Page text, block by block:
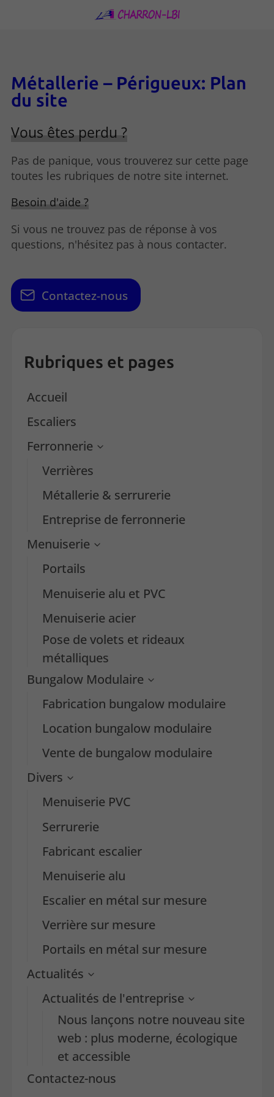
Métallerie – Périgueux: Plan
du site
Vous êtes perdu ?
Pas de panique, vous trouverez sur cette page
toutes les rubriques de notre site internet.​​
Besoin d'aide ?
Si vous ne trouvez pas de réponse à vos
questions, n'hésitez pas à nous contacter.
Contactez-nous
Rubriques et pages
Accueil
Escaliers
Ferronnerie
Verrières
Métallerie & serrurerie
Entreprise de ferronnerie
Menuiserie
Portails
Menuiserie alu et PVC
Menuiserie acier
Pose de volets et rideaux
métalliques
Bungalow Modulaire
Fabrication bungalow modulaire
Location bungalow modulaire
Vente de bungalow modulaire
Divers
Menuiserie PVC
Serrurerie
Fabricant escalier
Menuiserie alu
Escalier en métal sur mesure
Verrière sur mesure
Portails en métal sur mesure
Actualités
Actualités de l'entreprise
Nous lançons notre nouveau site
web : plus moderne, écologique
et accessible
Contactez-nous